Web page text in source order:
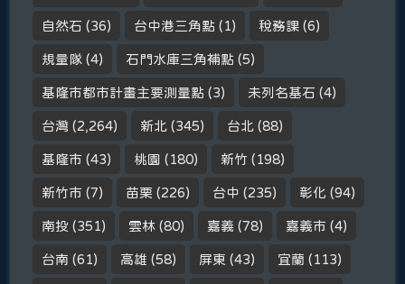
自然石 (36) 台中港三角點 (1) 稅務課 (6)
規量隊 (4) 石門水庫三角補點 (5)
基隆市都市計畫主要測量點 (3) 未列名基石 (4)
台灣 (2,264) 新北 (345) 台北 (88)
基隆市 (43) 桃園 (180) 新竹 (198)
新竹市 (7) 苗栗 (226) 台中 (235) 彰化 (94)
南投 (351) 雲林 (80) 嘉義 (78) 嘉義市 (4)
台南 (61) 高雄 (58) 屏東 (43) 宜蘭 (113)